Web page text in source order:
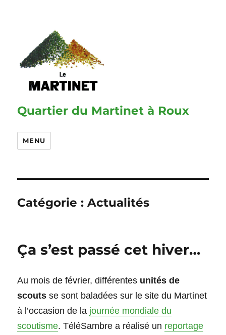
Quartier du Martinet à Roux
MENU
Catégorie :Actualités
Ça s’est passé cet hiver…
Au mois de février, différentes unités de
scouts se sont baladées sur le site du Martinet
à l’occasion de la journée mondiale du
scoutisme. TéléSambre a réalisé un reportage